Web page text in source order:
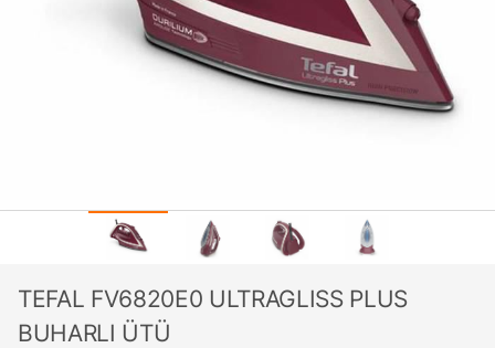
TEFAL FV6820E0 ULTRAGLISS PLUS
BUHARLI ÜTÜ